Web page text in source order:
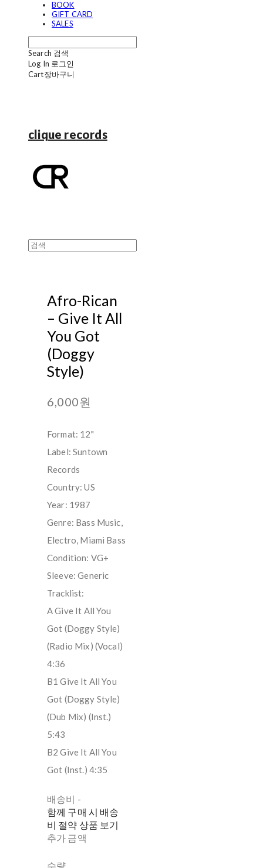
BOOK
GIFT CARD
SALES
Search 검색
Log In 로그인
Cart장바구니
clique records
Afro-Rican
– Give It All
You Got
(Doggy
Style)
6,000원
Format: 12"
Label: Suntown
Records
Country: US
Year: 1987
Genre: Bass Music,
Electro, Miami Bass
Condition: VG+
Sleeve: Generic
Tracklist:
A Give It All You
Got (Doggy Style)
(Radio Mix) (Vocal)
4:36
B1 Give It All You
Got (Doggy Style)
(Dub Mix) (Inst.)
5:43
B2 Give It All You
Got (Inst.) 4:35
배송비 -
함께 구매 시 배송
비 절약 상품 보기
추가 금액
수량